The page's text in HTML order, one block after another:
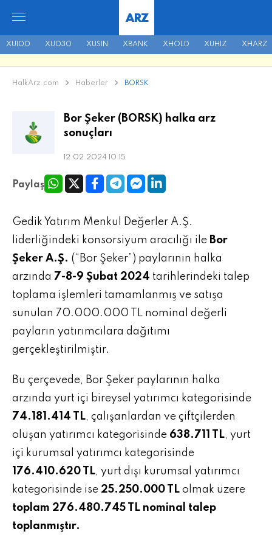
XU100 XU030 XUSIN XBANK XHOLD XUHIZ XHARZ
ARZ
HalkArz.com Haberler BORSK
Bor Şeker (BORSK) halka arz
sonuçları
12.02.2024 10:15
Paylaş
Gedik Yatırım Menkul Değerler A.Ş.
liderliğindeki konsorsiyum aracılığı ile Bor
Şeker A.Ş. (“Bor Şeker”) paylarının halka
arzında 7-8-9 Şubat 2024 tarihlerindeki talep
toplama işlemleri tamamlanmış ve satışa
sunulan 70.000.000 TL nominal değerli
payların yatırımcılara dağıtımı
gerçekleştirilmiştir.
Bu çerçevede, Bor Şeker paylarının halka
arzında yurt içi bireysel yatırımcı kategorisinde
74.181.414 TL, çalışanlardan ve çiftçilerden
oluşan yatırımcı kategorisinde 638.711 TL, yurt
içi kurumsal yatırımcı kategorisinde
176.410.620 TL, yurt dışı kurumsal yatırımcı
kategorisinde ise 25.250.000 TL olmak üzere
toplam 276.480.745 TL nominal talep
toplanmıştır.